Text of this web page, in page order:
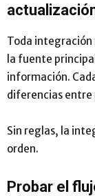
Toda integración
la fuente
información.
diferencias
Sin reglas, la
orden.
Probar el